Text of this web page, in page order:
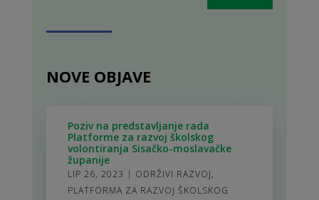
NOVE OBJAVE
Poziv na predstavljanje rada
Platforme za razvoj školskog
volontiranja Sisačko-moslavačke
županije
LIP 26, 2023 | ODRŽIVI RAZVOJ,
PLATFORMA ZA RAZVOJ ŠKOLSKOG